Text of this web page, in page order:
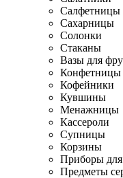
Салфетницы
Сахарницы
Солонки
Стаканы
Вазы для
Конфетницы
Кофейники
Кувшины
Менажницы
Кассероли
Супницы
Корзины
Приборы для
Предметы